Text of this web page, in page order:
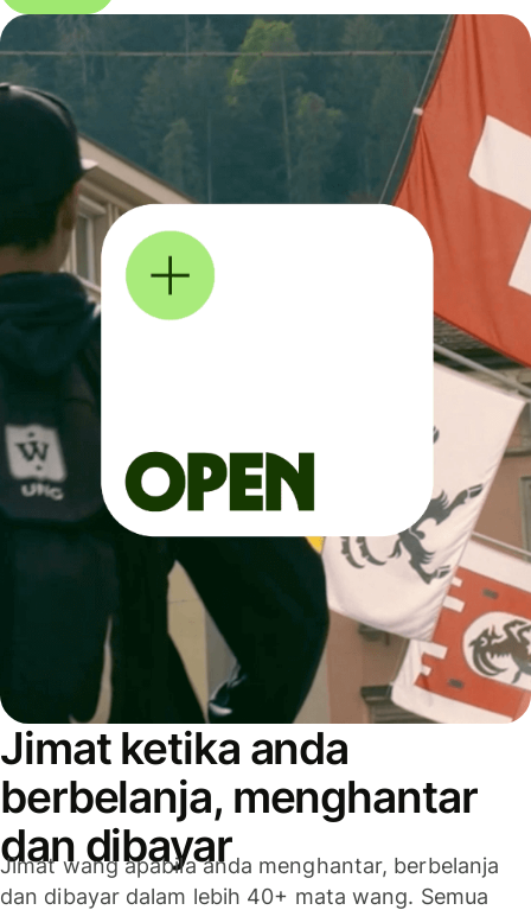
Jimat ketika anda
berbelanja, menghantar
dan dibayar
Jimat wang apabila anda menghantar, berbelanja
dan dibayar dalam lebih 40+ mata wang. Semua